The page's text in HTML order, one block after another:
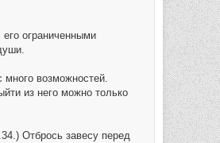
ограниченными
возможностей.
из него можно только
Отбрось завесу перед